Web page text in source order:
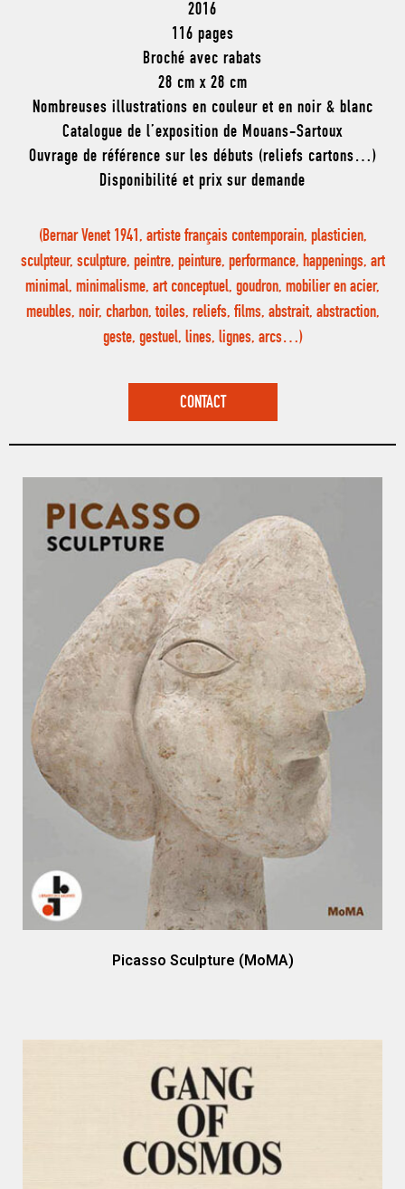
2016
116 pages
Broché avec rabats
28 cm x 28 cm
Nombreuses illustrations en couleur et en noir & blanc
Catalogue de l’exposition de Mouans-Sartoux
Ouvrage de référence sur les débuts (reliefs cartons…)
Disponibilité et prix sur demande
(Bernar Venet 1941, artiste français contemporain, plasticien,
sculpteur, sculpture, peintre, peinture, performance, happenings, art
minimal, minimalisme, art conceptuel, goudron, mobilier en acier,
meubles, noir, charbon, toiles, reliefs, films, abstrait, abstraction,
geste, gestuel, lines, lignes, arcs…)
CONTACT
Picasso Sculpture (MoMA)